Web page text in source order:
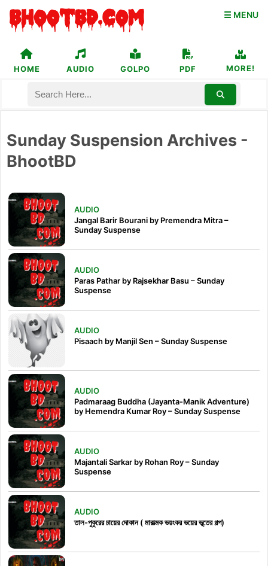
☰ MENU
HOME AUDIO GOLPO PDF MORE!
Sunday Suspension Archives -
BhootBD
AUDIO
Jangal Barir Bourani by Premendra Mitra –
Sunday Suspense
AUDIO
Paras Pathar by Rajsekhar Basu – Sunday
Suspense
AUDIO
Pisaach by Manjil Sen – Sunday Suspense
AUDIO
Padmaraag Buddha (Jayanta-Manik Adventure)
by Hemendra Kumar Roy – Sunday Suspense
AUDIO
Majantali Sarkar by Rohan Roy – Sunday
Suspense
AUDIO
তাল-পুকুরের চায়ের দোকান ( মারাত্মক ভয়ংকর ভয়ের ভূতের গল্প)